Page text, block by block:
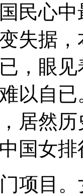
民心
失据
，眼
以自
居然
国女
项目。